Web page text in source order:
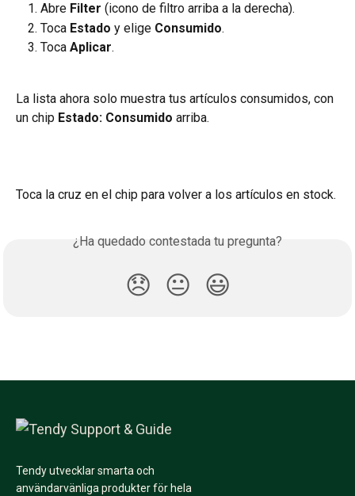
Abre Filter (icono de filtro arriba a la derecha).
Toca Estado y elige Consumido.
Toca Aplicar.
La lista ahora solo muestra tus artículos consumidos, con
un chip Estado: Consumido arriba.
Toca la cruz en el chip para volver a los artículos en stock.
¿Ha quedado contestada tu pregunta?
😞 😐 😃
Tendy utvecklar smarta och
användarvänliga produkter för hela